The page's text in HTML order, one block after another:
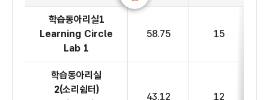
학습동아리실1
Learning Circle
Lab 1
58.75 15
학습동아리실
2(소리쉼터)
43.12 12